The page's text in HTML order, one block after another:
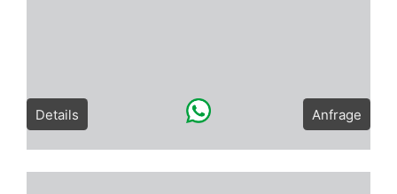
Details Anfrage